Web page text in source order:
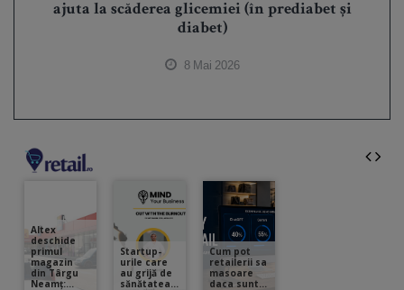
ajuta la scăderea glicemiei (în prediabet și
diabet)
8 Mai 2026